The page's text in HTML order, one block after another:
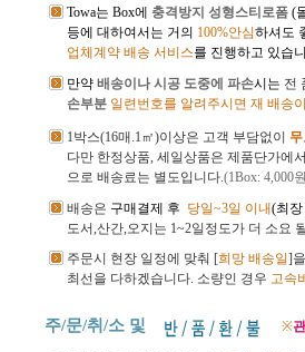
Towa는 Box에 충격방지 성형스티로폼 (
등에 대하여서는 거의 100%안심하셔도
업체계약 배송 서비스를 진행하고 있습
만약배송이나 시공 도중에 파손시는 전
손부분 일련번호를 알려주시면 재 배송
1박스(16매.1㎡)이상은 고객 부담없이
다만 한정상품, 세일상품은 제품단가에
으로 배송료는 별도입니다.(1Box: 4,000
배송은 구매결제 후 당일~3일 이내(최
도서,산간,오지는 1~2일정도가 더 소요
주문시 현장 일정에 맞춰 [희망 배송일]
최선을 다하겠습니다. 소량인 경우 고속
주/문/취/소 및 ※